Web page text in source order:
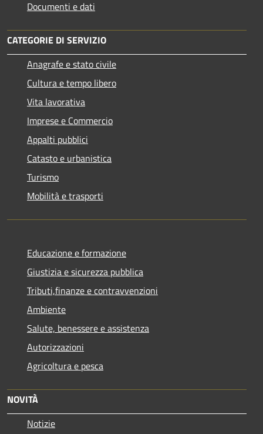
Documenti e dati
CATEGORIE DI SERVIZIO
Anagrafe e stato civile
Cultura e tempo libero
Vita lavorativa
Imprese e Commercio
Appalti pubblici
Catasto e urbanistica
Turismo
Mobilità e trasporti
Educazione e formazione
Giustizia e sicurezza pubblica
Tributi,finanze e contravvenzioni
Ambiente
Salute, benessere e assistenza
Autorizzazioni
Agricoltura e pesca
NOVITÀ
Notizie